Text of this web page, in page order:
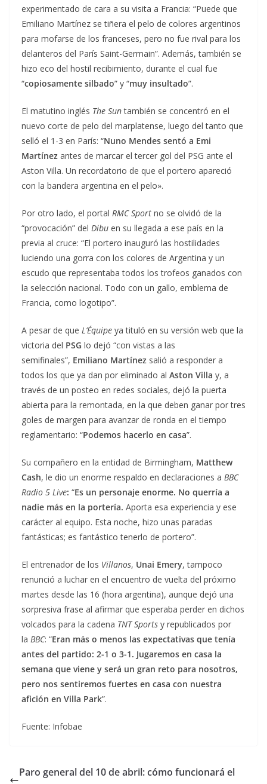
experimentado de cara a su visita a Francia: “Puede que
Emiliano Martínez se tiñera el pelo de colores argentinos
para mofarse de los franceses, pero no fue rival para los
delanteros del París Saint-Germain”. Además, también se
hizo eco del hostil recibimiento, durante el cual fue
“copiosamente silbado” y “muy insultado”.
El matutino inglés The Suntambién se concentró en el
nuevo corte de pelo del marplatense, luego del tanto que
selló el 1-3 en París: “Nuno Mendes sentó a Emi
Martínez antes de marcar el tercer gol del PSG ante el
Aston Villa. Un recordatorio de que el portero apareció
con la bandera argentina en el pelo».
Por otro lado, el portal RMC Sport no se olvidó de la
“provocación” del Dibu en su llegada a ese país en la
previa al cruce: “El portero inauguró las hostilidades
luciendo una gorra con los colores de Argentina y un
escudo que representaba todos los trofeos ganados con
la selección nacional. Todo con un gallo, emblema de
Francia, como logotipo”.
A pesar de que L’Équipe ya tituló en su versión web que la
victoria del PSG lo dejó “con vistas a las
semifinales”, Emiliano Martínez salió a responder a
todos los que ya dan por eliminado al Aston Villa y, a
través de un posteo en redes sociales, dejó la puerta
abierta para la remontada, en la que deben ganar por tres
goles de margen para avanzar de ronda en el tiempo
reglamentario: “Podemos hacerlo en casa”.
Su compañero en la entidad de Birmingham, Matthew
Cash, le dio un enorme respaldo en declaraciones a BBC
Radio 5 Live: “Es un personaje enorme. No querría a
nadie más en la portería. Aporta esa experiencia y ese
carácter al equipo. Esta noche, hizo unas paradas
fantásticas; es fantástico tenerlo de portero”.
El entrenador de los Villanos, Unai Emery, tampoco
renunció a luchar en el encuentro de vuelta del próximo
martes desde las 16 (hora argentina), aunque dejó una
sorpresiva frase al afirmar que esperaba perder en dichos
volcados para la cadena TNT Sports y republicados por
la BBC: “Eran más o menos las expectativas que tenía
antes del partido: 2-1 o 3-1. Jugaremos en casa la
semana que viene y será un gran reto para nosotros,
pero nos sentiremos fuertes en casa con nuestra
afición en Villa Park”.
Fuente: Infobae
Paro general del 10 de abril: cómo funcionará el